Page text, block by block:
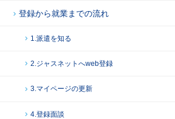
登録から就業までの流れ
1.派遣を知る
2.ジャスネットへweb登録
3.マイページの更新
4.登録面談